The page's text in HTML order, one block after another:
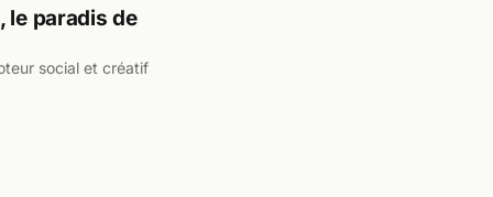
le paradis de
social et créatif